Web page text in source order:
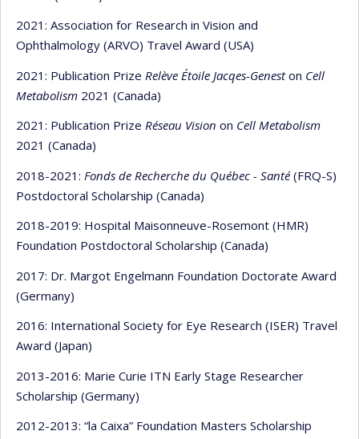
2021: Association for Research in Vision and
Ophthalmology (ARVO) Travel Award (USA)
2021: Publication Prize Relève Étoile Jacqes-Geneston Cell
Metabolism 2021 (Canada)
2021: Publication Prize Réseau Vision on Cell Metabolism
2021 (Canada)
2018-2021: Fonds de Recherche du Québec - Santé (FRQ-S)
Postdoctoral Scholarship (Canada)
2018-2019: Hospital Maisonneuve-Rosemont (HMR)
Foundation Postdoctoral Scholarship (Canada)
2017: Dr. Margot Engelmann Foundation Doctorate Award
(Germany)
2016: International Society for Eye Research (ISER) Travel
Award (Japan)
2013-2016: Marie Curie ITN Early Stage Researcher
Scholarship (Germany)
2012-2013: “la Caixa” Foundation Masters Scholarship